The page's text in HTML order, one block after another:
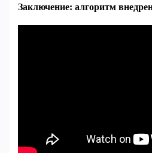
Заключение: алгоритм